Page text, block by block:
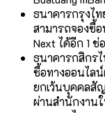
ธนาคารกรุงไ
สามารถจองซื้
Next ได้อีก 1 ช่อ
ธนาคารกสิกร
ซื้อทางออนไลน์
ยกเว้นบุคคลสั
ผ่านสำนักงาน